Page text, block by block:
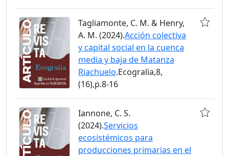
Tagliamonte, C. M. & Henry,
A. M. (2024).Acción colectiva
y capital social en la cuenca
media y baja de Matanza
Riachuelo.Ecogralia,8,
(16),p.8-16
Iannone, C. S.
(2024).Servicios
ecosistémicos para
producciones primarias en el